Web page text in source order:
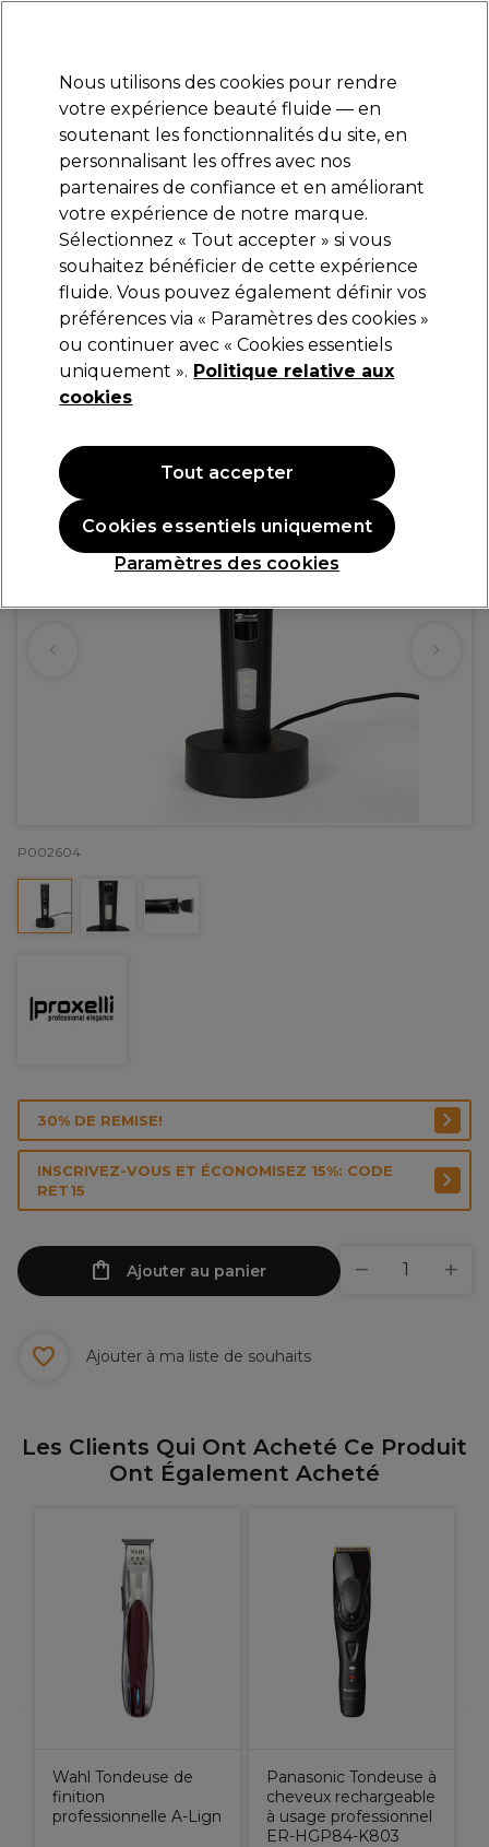
Se connecter
Marques Bons plans Coiffure Electro et Matériel
Livraison et délais
lire la suite
Proxelli Tondeuse de Finition Professionnelle
Nelo Noir
133,03 €190,05 €
OFFRE EXCLUSIF
P002604
30% DE REMISE!
INSCRIVEZ-VOUS ET ÉCONOMISEZ 15%: CODE
RET15
Ajouter au panier
Ajouter à ma liste de souhaits
Les Clients Qui Ont Acheté Ce Produit
Ont Également Acheté
Wahl Tondeuse de
finition
professionnelle A-Lign
Panasonic Tondeuse à
cheveux rechargeable
à usage professionnel
ER-HGP84-K803
Nous utilisons des cookies pour rendre
votre expérience beauté fluide — en
soutenant les fonctionnalités du site, en
personnalisant les offres avec nos
partenaires de confiance et en améliorant
votre expérience de notre marque.
Sélectionnez « Tout accepter » si vous
souhaitez bénéficier de cette expérience
fluide. Vous pouvez également définir vos
préférences via « Paramètres des cookies »
ou continuer avec « Cookies essentiels
uniquement ». Politique relative aux
cookies
Paramètres des cookies
Cookies essentiels uniquement
Tout accepter